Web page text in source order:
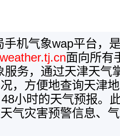
手机气象wap平台，
面向所有
服务，通过天津天气
，方便地查询天津
小时的天气预报。
气灾害预警信息、